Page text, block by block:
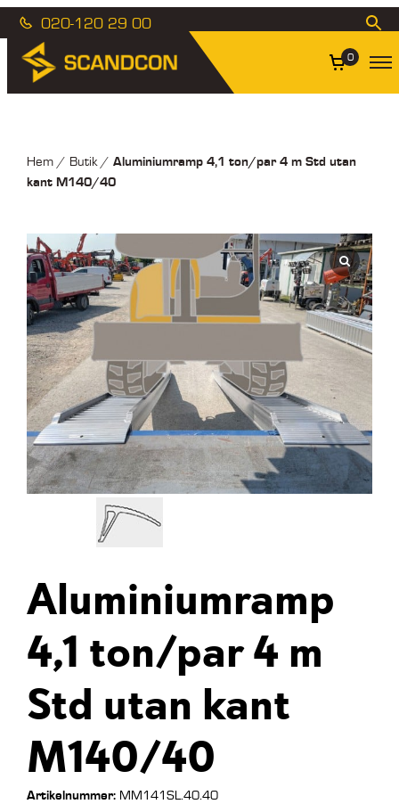
020-120 29 00
0
Hem/ Butik/ Aluminiumramp 4,1 ton/par 4 m Std utan
kant M140/40
Aluminiumramp
4,1 ton/par 4 m
Std utan kant
M140/40
Artikelnummer:MM141SL.40.40